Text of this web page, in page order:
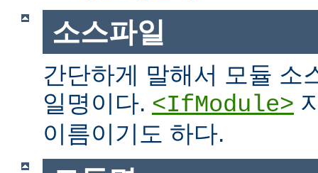
소스파일
간단하게 말해서 모듈 소
일명이다. <IfModule>
이름이기도 하다.